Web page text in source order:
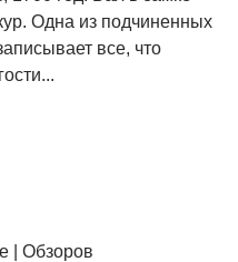
Одна из подчиненных
все, что
| Обзоров